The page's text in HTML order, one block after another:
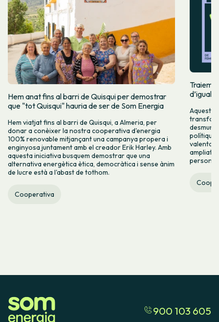
Hem anat fins al barri de Quisqui per demostrar
que "tot Quisqui" hauria de ser de Som Energia
Hem viatjat fins al barri de Quisqui, a Almeria, per
donar a conèixer la nostra cooperativa d'energia
100% renovable mitjançant una campanya propera i
enginyosa juntament amb el creador Erik Harley. Amb
aquesta iniciativa busquem demostrar que una
alternativa energètica ètica, democràtica i sense ànim
de lucre està a l'abast de tothom.
Cooperativa
Traiem
Aquest
valenta
900 103 605